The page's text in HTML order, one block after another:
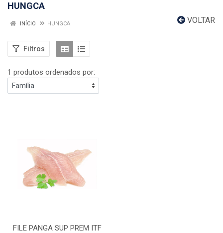
HUNGCA
VOLTAR
INÍCIO HUNGCA
Filtros
1 produtos ordenados por:
FILE PANGA SUP PREM ITF